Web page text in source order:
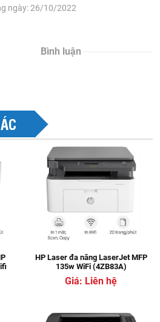
ngày: 26/10/2022
Bình luận
HP Laser đa năng LaserJet MFP
135w WiFi (4ZB83A)
Giá: Liên hệ